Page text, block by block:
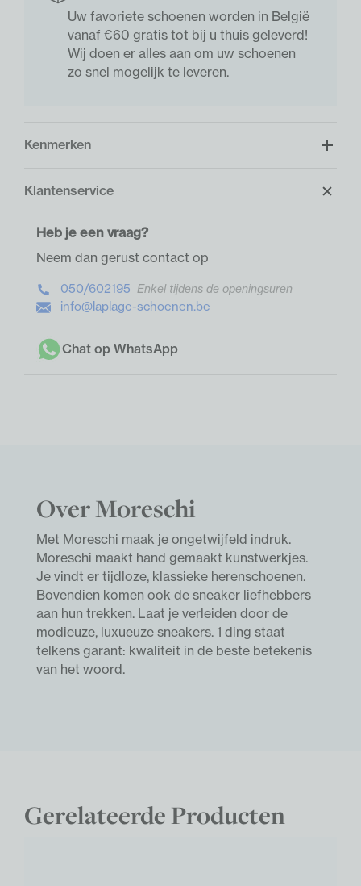
Uw favoriete schoenen worden in België
vanaf €60 gratis tot bij u thuis geleverd!
Wij doen er alles aan om uw schoenen
zo snel mogelijk te leveren.
Kenmerken
Klantenservice
Heb je een vraag?
Neem dan gerust contact op
050/602195 Enkel tijdens de openingsuren
info@laplage-schoenen.be
Chat op WhatsApp
Over Moreschi
Met Moreschi maak je ongetwijfeld indruk.
Moreschi maakt hand gemaakt kunstwerkjes.
Je vindt er tijdloze, klassieke herenschoenen.
Bovendien komen ook de sneaker liefhebbers
aan hun trekken. Laat je verleiden door de
modieuze, luxueuze sneakers. 1 ding staat
telkens garant: kwaliteit in de beste betekenis
van het woord.
Gerelateerde Producten